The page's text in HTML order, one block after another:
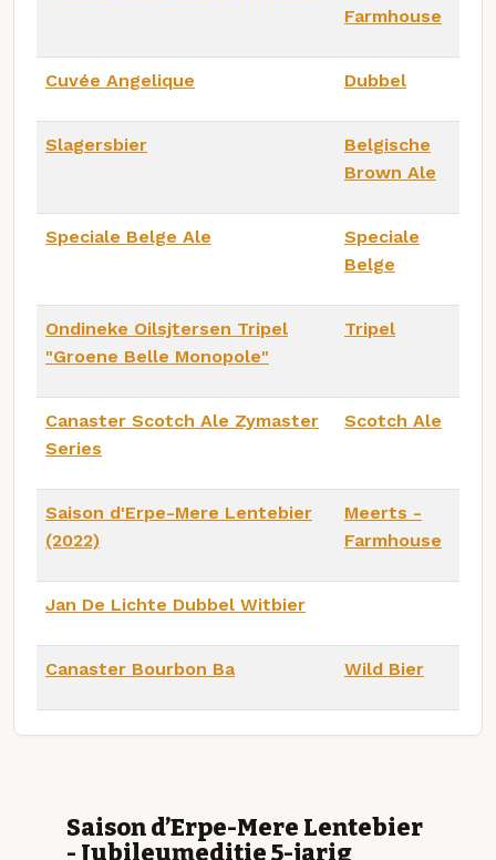
Farmhouse
Cuvée Angelique Dubbel
Slagersbier
Belgische
Brown Ale
Speciale Belge Ale
Speciale
Belge
Ondineke Oilsjtersen Tripel
"Groene Belle Monopole"
Tripel
Canaster Scotch Ale Zymaster
Series
Scotch Ale
Saison d'Erpe-Mere Lentebier
(2022)
Meerts -
Farmhouse
Jan De Lichte Dubbel Witbier
Canaster Bourbon Ba Wild Bier
Saison d’Erpe-Mere Lentebier
- Jubileumeditie 5-jarig